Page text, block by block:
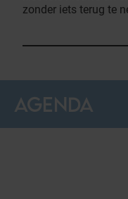
zonder iets terug te
AGENDA